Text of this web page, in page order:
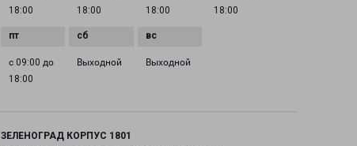
18:00
18:00
18:00
18:00
с 09:00 до
18:00
Выходной Выходной
ЗЕЛЕНОГРАД КОРПУС 1801